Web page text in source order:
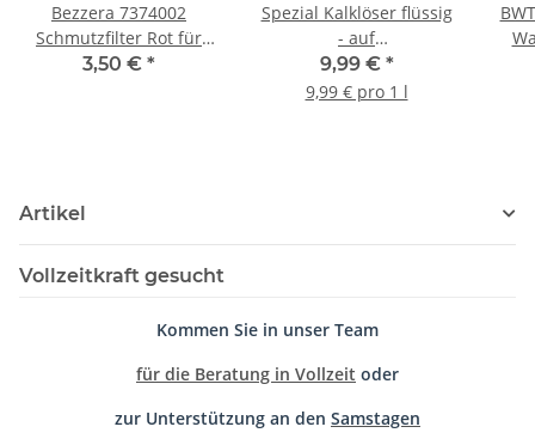
Bezzera 7374002
Schmutzfilter Rot für
Magica/Duo/Matrix
3,50 € *
Spezial Kalklöser flüssig
- auf
Amidosulfonsäurebasis
9,99 € *
9,99 € pro 1 l
Artikel
Vollzeitkraft gesucht
Kommen Sie in unser Team
für die Beratung in Vollzeit oder
zur Unterstützung an den Samstagen